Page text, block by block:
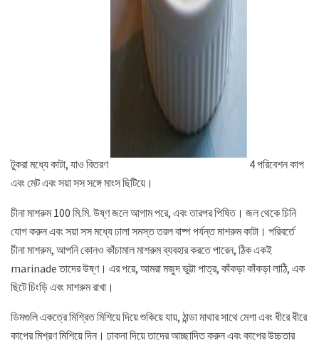
টুকরা মধ্যে কাটা, যাও বিতরণ
4 পরিবেশন কাপ
এবং মেট এবং সয়া সস সঙ্গে মাংস ছিটিয়ে।
চীনা মাশরুম 100 মি.মি. উষ্ণ জলে আগাম পরে, এবং তারপর পিষিত। জল থেকে চিনি
যোগ করুন এবং সয়া সস মধ্যে ঢালা সমস্ত তরল বাষ্প পর্যন্ত মাশরুম কাটা। পরিবর্তে
চীনা মাশরুম, আপনি কোনও কাঁচামাল মাশরুম ব্যবহার করতে পারেন, ঠিক একই
marinade তাদের উষ্ণ। এর পরে, আমরা মজুদ ভুট্টা পাত্র, কাঁকড়া কাঁকড়া লাঠি, এক
ছিটে চিংড়ি এবং মাশরুম রাখা।
ডিমগুলি একত্রে মিশ্রিত মিশিয়ে দিয়ে শুকিয়ে যায়, ঠান্ডা মাথার সাথে মেশা এবং ধীরে ধীরে
কাপের মিশ্রণ মিশিয়ে দিন। ঢাকনা দিয়ে তাদের আচ্ছাদিত করুন এবং কাপের উচ্চতার